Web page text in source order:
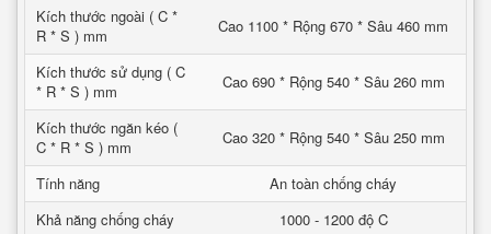
Kích thước ngoài ( C *
R * S ) mm
Cao 1100 * Rộng 670 * Sâu 460 mm
Kích thước sử dụng ( C
* R * S ) mm
Cao 690 * Rộng 540 * Sâu 260 mm
Kích thước ngăn kéo (
C * R * S ) mm
Cao 320 * Rộng 540 * Sâu 250 mm
Tính năng
An toàn chống cháy
Khả năng chống cháy
1000 - 1200 độ C